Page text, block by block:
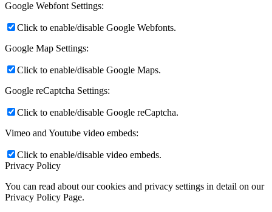
Google Webfont Settings:
Click to enable/disable Google Webfonts.
Google Map Settings:
Click to enable/disable Google Maps.
Google reCaptcha Settings:
Click to enable/disable Google reCaptcha.
Vimeo and Youtube video embeds:
Click to enable/disable video embeds.
Privacy Policy
You can read about our cookies and privacy settings in detail on our
Privacy Policy Page.